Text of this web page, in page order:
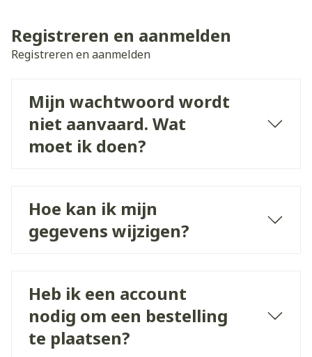
Registreren en aanmelden
Registreren en aanmelden
Mijn wachtwoord wordt
niet aanvaard. Wat
moet ik doen?
Hoe kan ik mijn
gegevens wijzigen?
Heb ik een account
nodig om een bestelling
te plaatsen?